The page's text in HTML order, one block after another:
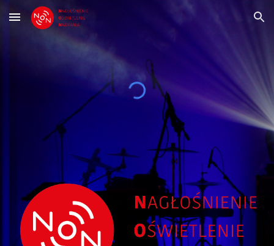
Skip to main content Skip to navigation